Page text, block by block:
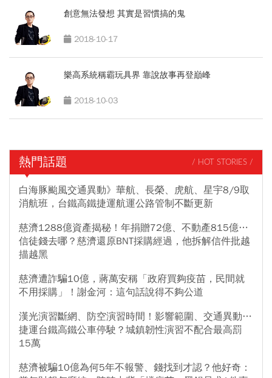
創意無法發想 其實是習慣搞的鬼
2018-10-17
樂高系統稱霸玩具界 靠說故事再登巔峰
2018-10-03
熱門話題 / HOT STORIES /
白海豚颱風交通異動》華航、長榮、虎航、星宇8/9取
消航班，台鐵高鐵捷運航運公路管制不斷更新
慈濟1288億資產揭秘！年捐贈72億、不動產815億…
信徒錢去哪？慈濟還原BNT採購經過，他拆解信件批越
描越黑
慈濟遭詐騙10億，蔣萬安稱「政府買夠疫苗，民間就
不用採購」！謝金河：這句話說得不夠公道
漢光演習斷網、防空演習時間！影響範圍、交通異動…
捷運台鐵高鐵公車停駛？城鎮韌性演習不配合最高罰
15萬
慈濟被騙10億為何5年不報警、錢找到才認？他好奇：